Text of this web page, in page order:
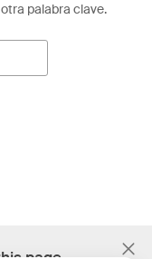
palabra clave.